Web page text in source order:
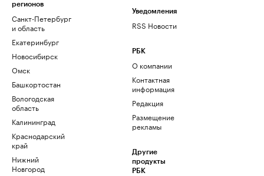
регионов
Санкт-Петербург
и область
Екатеринбург
Новосибирск
Омск
Башкортостан
Вологодская
область
Калининград
Краснодарский
край
Нижний
Новгород
Уведомления
RSS Новости
РБК
О компании
Контактная
информация
Редакция
Размещение
рекламы
Другие
продукты
РБК